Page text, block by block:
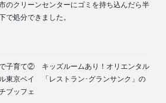
のクリーンセンターにゴミを持ち込んだら半
で処分できました。
子育て② キッズルームあり！オリエンタル
東京ベイ 「レストラン･グランサンク」の
ブッフェ